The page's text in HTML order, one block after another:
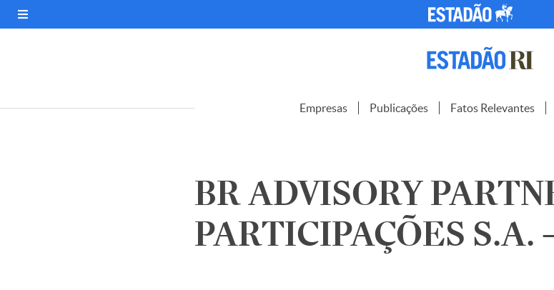
Empresas Publicações Fatos Relevantes
BR ADVISORY
PARTICIPAÇÕES S.A.